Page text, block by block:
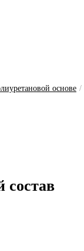
основе /
состав